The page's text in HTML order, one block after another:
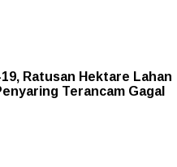
Ratusan Hektare Lahan
Terancam Gagal